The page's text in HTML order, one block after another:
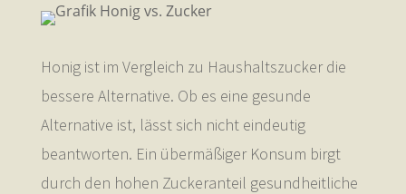
Honig ist im Vergleich zu Haushaltszucker die
bessere Alternative. Ob es eine gesunde
Alternative ist, lässt sich nicht eindeutig
beantworten. Ein übermäßiger Konsum birgt
durch den hohen Zuckeranteil gesundheitliche